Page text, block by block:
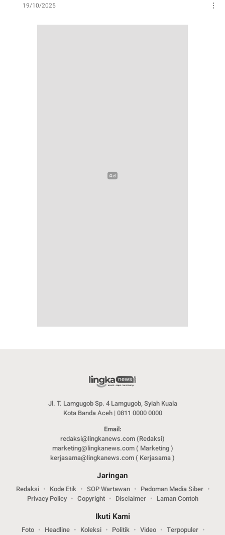
19/10/2025
Jl. T. Lamgugob Sp. 4 Lamgugob, Syiah Kuala
Kota Banda Aceh | 0811 0000 0000
Email:
redaksi@lingkanews.com (Redaksi)
marketing@lingkanews.com ( Marketing )
kerjasama@lingkanews.com ( Kerjasama )
Jaringan
Redaksi Kode Etik SOP Wartawan
Pedoman Media Siber
Privacy Policy
Copyright Disclaimer Laman Contoh
Ikuti Kami
Foto Headline Koleksi Politik Video
Terpopuler